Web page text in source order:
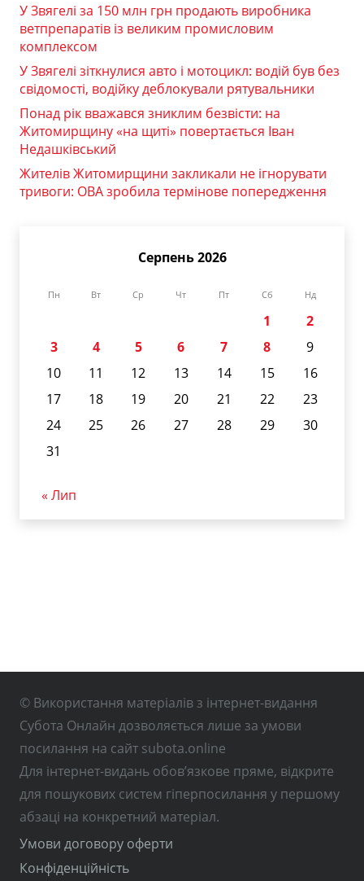
У Звягелі за 150 млн грн продають виробника
ветпрепаратів із великим промисловим
комплексом
У Звягелі зіткнулися авто і мотоцикл: водій був без
свідомості, водійку деблокували рятувальники
Понад рік вважався зниклим безвісти: на
Житомирщину «на щиті» повертається Іван
Недашківський
Жителів Житомирщини закликали не ігнорувати
тривоги: ОВА зробила термінове попередження
Серпень 2026
Пн Вт Ср Чт Пт Сб Нд
1
2
3
4 5 6 7 8
9
10
11 12 13 14 15
16
17
18 19 20 21 22
23
24
25 26 27 28 29
30
31
« Лип
© Використання матеріалів з інтернет-видання
Субота Онлайн дозволяється лише за умови
посилання на сайт subota.online
Для інтернет-видань обов’язкове пряме, відкрите
для пошукових систем гіперпосилання у першому
абзаці на конкретний матеріал.
Умови договору оферти
Конфіденційність